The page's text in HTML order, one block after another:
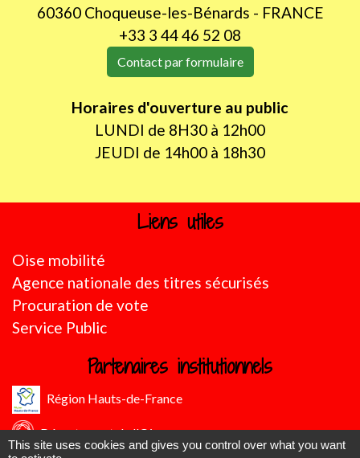
60360 Choqueuse-les-Bénards - FRANCE
+33 3 44 46 52 08
Contact par formulaire
Horaires d'ouverture au public
LUNDI de 8H30 à 12h00
JEUDI de 14h00 à 18h30
Liens utiles
Oise mobilité
Agence nationale des titres sécurisés
Procuration de vote
Service Public
Partenaires institutionnels
Région Hauts-de-France
Département de l'Oise
This site uses cookies and gives you control over what you want